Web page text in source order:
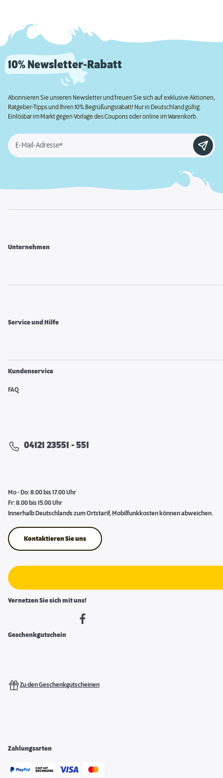
10% Newsletter-Rabatt
Abonnieren Sie unseren Newsletter und freuen Sie sich auf exklusive Aktionen,
Ratgeber-Tipps und Ihren 10% Begrüßungsrabatt! Nur in Deutschland gültig.
Einlösbar im Markt gegen Vorlage des Coupons oder online im Warenkorb.
E-Mail-Adresse*
Unternehmen
Service und Hilfe
Kundenservice
FAQ
04121 23551 - 551
Mo - Do: 8.00 bis 17.00 Uhr
Fr: 8.00 bis 15.00 Uhr
Innerhalb Deutschlands zum Ortstarif, Mobilfunkkosten können abweichen.
Kontaktieren Sie uns
Vernetzen Sie sich mit uns!
Geschenkgutschein
Zu den Geschenkgutscheinen
Zahlungsarten